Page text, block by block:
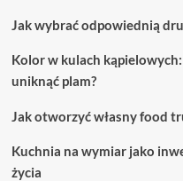
Jak wybrać odpowiednią
Kolor w kulach
uniknąć plam?
Jak otworzyć własny food
Kuchnia na wymiar jako
życia